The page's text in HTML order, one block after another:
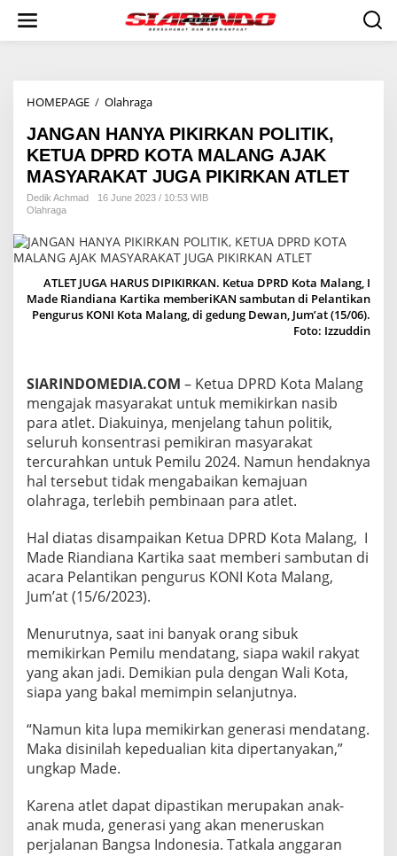
i
HOMEPAGE / Olahraga
N
G
A
N
H
Y
A
P
I
K
N
P
O
L
I
T
I
K
K
E
T
U
P
R
D
K
O
A
M
A
N
G
A
JANGAN HANYA PIKIRKAN POLITIK,
KETUA DPRD KOTA MALANG AJAK
MASYARAKAT JUGA PIKIRKAN ATLET
Dedik Achmad
16 June 2023 / 10:53 WIB
Olahraga
ATLET JUGA HARUS DIPIKIRKAN. Ketua DPRD Kota Malang, I
Made Riandiana Kartika memberiKAN sambutan di Pelantikan
Pengurus KONI Kota Malang, di gedung Dewan, Jum’at (15/06).
Foto: Izzuddin
SIARINDOMEDIA.COM – Ketua DPRD Kota Malang
mengajak masyarakat untuk memikirkan nasib
para atlet. Diakuinya, menjelang tahun politik,
seluruh konsentrasi pemikiran masyarakat
tercurahkan untuk Pemilu 2024. Namun hendaknya
hal tersebut tidak mengabaikan kemajuan
olahraga, terlebih pembinaan para atlet.
Hal diatas disampaikan Ketua DPRD Kota Malang, I
Made Riandiana Kartika saat memberi sambutan di
acara Pelantikan pengurus KONI Kota Malang,
Jum’at (15/6/2023).
Menurutnya, saat ini banyak orang sibuk
memikirkan Pemilu mendatang, siapa wakil rakyat
yang akan jadi. Demikian pula dengan Wali Kota,
siapa yang bakal memimpin selanjutnya.
“Namun kita lupa memikirkan generasi mendatang.
Maka disinilah kepedualian kita dipertanyakan,”
ungkap Made.
Karena atlet dapat dipastikan merupakan anak-
anak muda, generasi yang akan meneruskan
perjalanan Bangsa Indonesia. Tatkala anggaran